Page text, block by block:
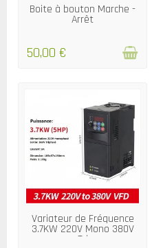
RUPTURE DE STOCK
Boite à bouton Marche -
Arrêt
50,00 €
DÉLAIS 10/15 JOURS
Variateur de Fréquence
3.7KW 220V Mono 380V
Tri